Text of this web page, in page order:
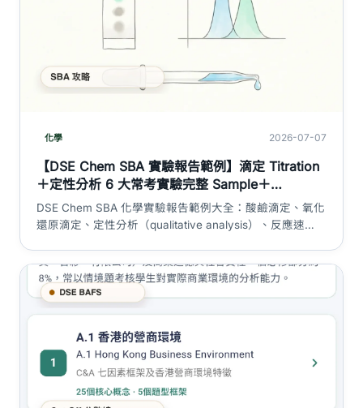
化學 2026-07-07
【DSE Chem SBA 實驗報告範例】滴定 Titration
＋定性分析 6 大常考實驗完整 Sample＋
Discussion／Evaluation 高分範段｜DSE 神器
DSE Chem SBA 化學實驗報告範例大全：酸鹼滴定、氧化
還原滴定、定性分析（qualitative analysis）、反應速
Evaluation 中英對照高分範段，教你點寫先攞盡 SBA
20%。